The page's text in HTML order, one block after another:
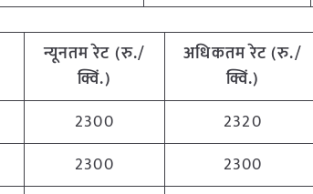
न्यूनतम रेट (रु./
क्विं.)
अधिकतम रेट (रु./
क्विं.)
2300 2320
2300 2300